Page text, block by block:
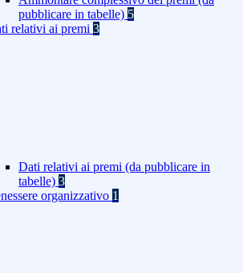
pubblicare in tabelle) 5
relativi ai premi 3
Dati relativi ai premi (da pubblicare in
tabelle) 3
organizzativo 1